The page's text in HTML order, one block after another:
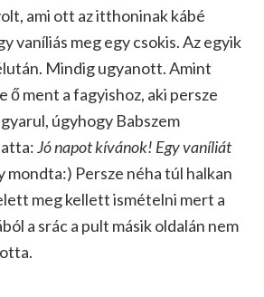
ami ott az itthoninak kábé
vaníliás meg egy csokis. Az egyik
Mindig ugyanott. Amint
ő ment a fagyishoz, aki persze
úgyhogy Babszem
Jó napot kívánok! Egy vaníliát
mondta:) Persze néha túl halkan
meg kellett ismételni mert a
a srác a pult másik oldalán nem